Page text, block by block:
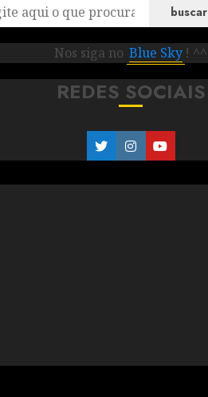
buscar
Nos siga no Blue Sky ! ^^
REDES SOCIAIS